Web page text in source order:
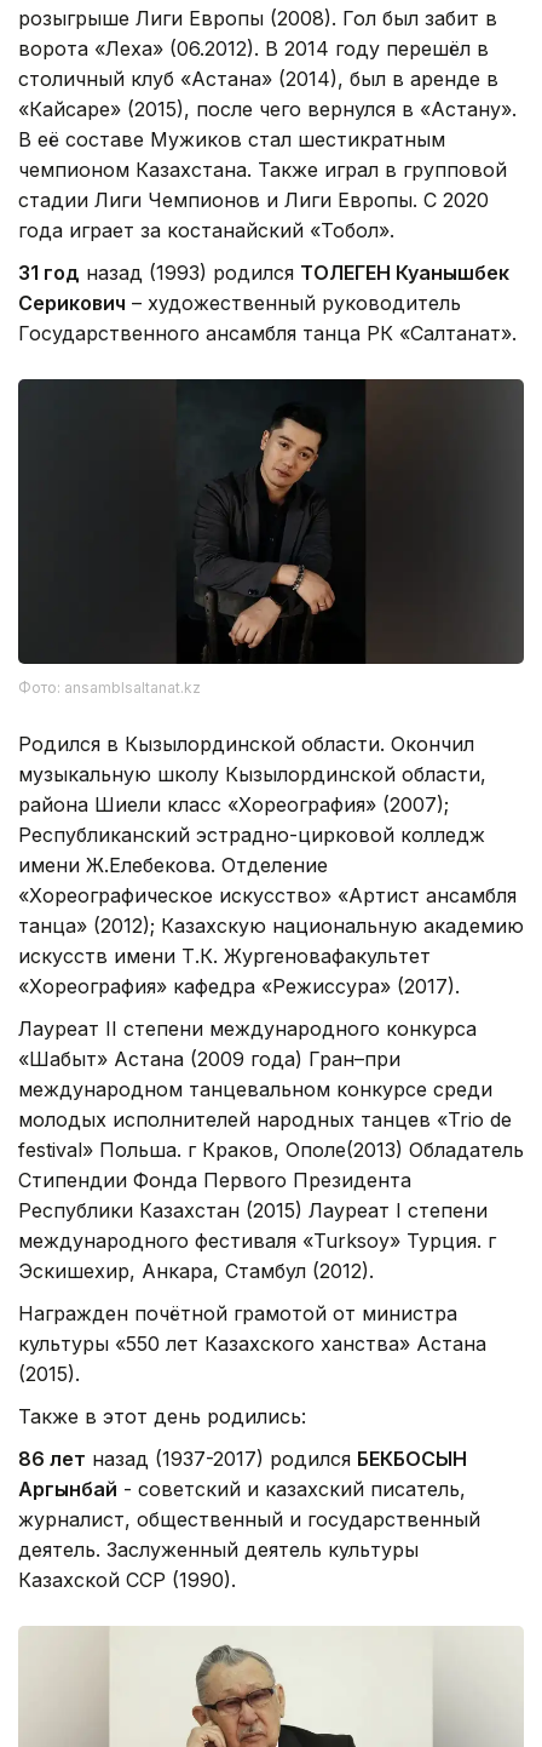
розыгрыше Лиги Европы (2008). Гол был забит в
ворота «Леха» (06.2012). В 2014 году перешёл в
столичный клуб «Астана» (2014), был в аренде в
«Кайсаре» (2015), после чего вернулся в «Астану».
В её составе Мужиков стал шестикратным
чемпионом Казахстана. Также играл в групповой
стадии Лиги Чемпионов и Лиги Европы. С 2020
года играет за костанайский «Тобол».
31 год назад (1993) родился ТОЛЕГЕН Куанышбек
Серикович – художественный руководитель
Государственного ансамбля танца РК «Салтанат».
Фото: ansamblsaltanat.kz
Родился в Кызылординской области. Окончил
музыкальную школу Кызылординской области,
района Шиели класс «Хореография» (2007);
Республиканский эстрадно-цирковой колледж
имени Ж.Елебекова. Отделение
«Хореографическое искусство» «Артист ансамбля
танца» (2012); Казахскую национальную академию
искусств имени Т.К. Жургеновафакультет
«Хореография» кафедра «Режиссура» (2017).
Лауреат II степени международного конкурса
«Шабыт» Астана (2009 года) Гран–при
международном танцевальном конкурсе среди
молодых исполнителей народных танцев «Trio de
festival» Польша. г Краков, Ополе(2013) Обладатель
Стипендии Фонда Первого Президента
Республики Казахстан (2015) Лауреат I степени
международного фестиваля «Turksoy» Турция. г
Эскишехир, Анкара, Стамбул (2012).
Награжден почётной грамотой от министра
культуры «550 лет Казахского ханства» Астана
(2015).
Также в этот день родились:
86 лет назад (1937-2017) родился БЕКБОСЫН
Аргынбай - советский и казахский писатель,
журналист, общественный и государственный
деятель. Заслуженный деятель культуры
Казахской ССР (1990).